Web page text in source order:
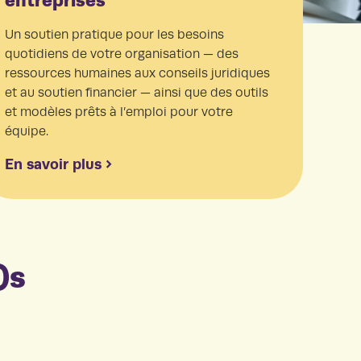
Un soutien pratique pour les besoins
quotidiens de votre organisation — des
ressources humaines aux conseils juridiques
et au soutien financier — ainsi que des outils
et modèles prêts à l’emploi pour votre
équipe.
En savoir plus